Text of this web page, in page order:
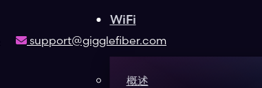
support@gigglefiber.com
WiFi
概述